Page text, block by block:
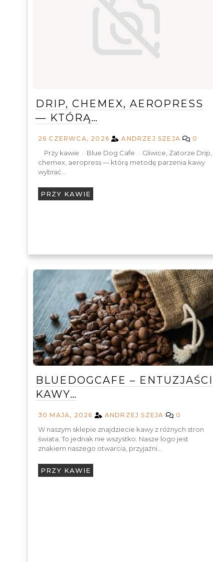
DRIP, CHEMEX, AEROPRESS
— KTÓRĄ…
26 CZERWCA, 2026 ANDRZEJ SZEJA 0
Przy kawie · Blue Dog Cafe · Gliwice, Zatorze Drip,
chemex, aeropress — którą metodę parzenia kawy
wybrać…
PRZY KAWIE
BLUEDOGCAFE – ENTUZJAŚCI
KAWY…
30 MAJA, 2026 ANDRZEJ SZEJA 0
W naszym sklepie znajdziecie kawy z różnych stron
świata. To jednak nie wszystko. Nasze logo jest
znakiem naszego otwarcia, przyjaźni…
PRZY KAWIE